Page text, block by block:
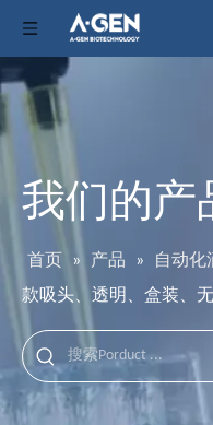
我们的产
首页 » 产品 » 自动化
款吸头、透明、盒装、